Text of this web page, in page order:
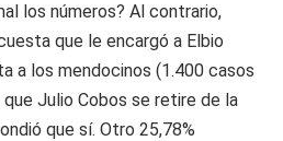
los números? Al contrario,
que le encargó a Elbio
a los mendocinos (1.400 casos
Julio Cobos se retire de la
que sí. Otro 25,78%